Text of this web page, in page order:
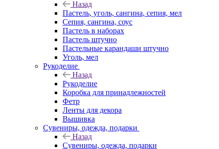
Назад
Пастель, уголь, сангина, сепия, мел
Сепия, сангина, соус
Пастель в наборах
Пастель штучно
Пастельные карандаши штучно
Уголь, мел
Рукоделие
Назад
Рукоделие
Коробка для принадлежностей
Фетр
Ленты для декора
Вышивка
Сувениры, одежда, подарки
Назад
Сувениры, одежда, подарки